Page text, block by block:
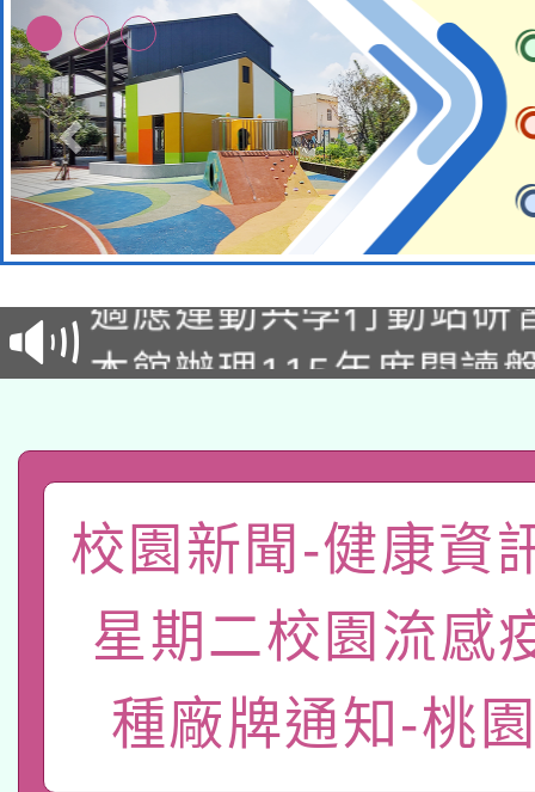
本校115學年度第2次
招甄選結果公告(無人
招)
適應運動共學行動站研
本館辦理115年度閱讀
礎課程
A3數位素養講師名單
「數位內容與教學軟體
pilot」
薪期間赴陸應申請許可
轉知經濟部水利署委託
業技術研究院辦理「
115年8月22日(星期六
桃園市孔廟祈福系列
校園新聞-健康資
星期二校園流感
種廠牌通知-桃